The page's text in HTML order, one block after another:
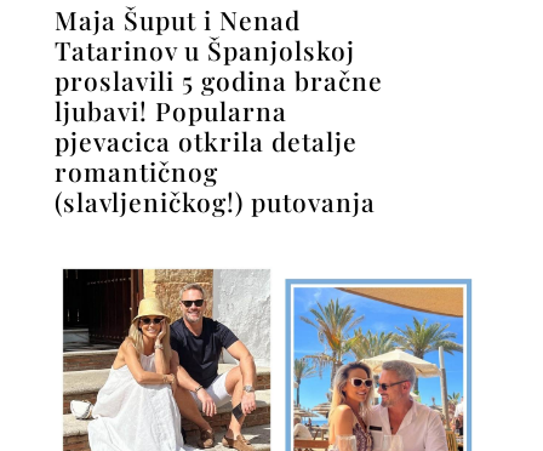
Maja Šuput i Nenad
Tatarinov u Španjolskoj
proslavili 5 godina bračne
ljubavi! Popularna
pjevacica otkrila detalje
romantičnog
(slavljeničkog!) putovanja